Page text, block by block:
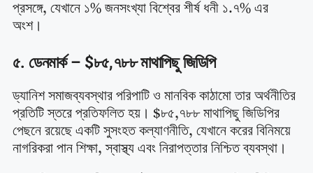
প্রসঙ্গে, যেখানে ১% জনসংখ্যা বিশ্বের শীর্ষ ধনী ১.৭% এর
অংশ।
৫. ডেনমার্ক – $৮৫,৭৮৮ মাথাপিছু জিডিপি
ড্যানিশ সমাজব্যবস্থার পরিপাটি ও মানবিক কাঠামো তার অর্থনীতির
প্রতিটি স্তরে প্রতিফলিত হয়। $৮৫,৭৮৮ মাথাপিছু জিডিপির
পেছনে রয়েছে একটি সুসংহত কল্যাণনীতি, যেখানে করের বিনিময়ে
নাগরিকরা পান শিক্ষা, স্বাস্থ্য এবং নিরাপত্তার নিশ্চিত ব্যবস্থা।